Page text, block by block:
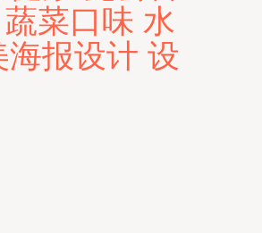
菜口味 水
报设计 设